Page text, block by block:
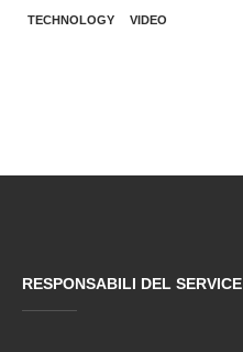
TECHNOLOGY VIDEO
RESPONSABILI DEL SERVICE